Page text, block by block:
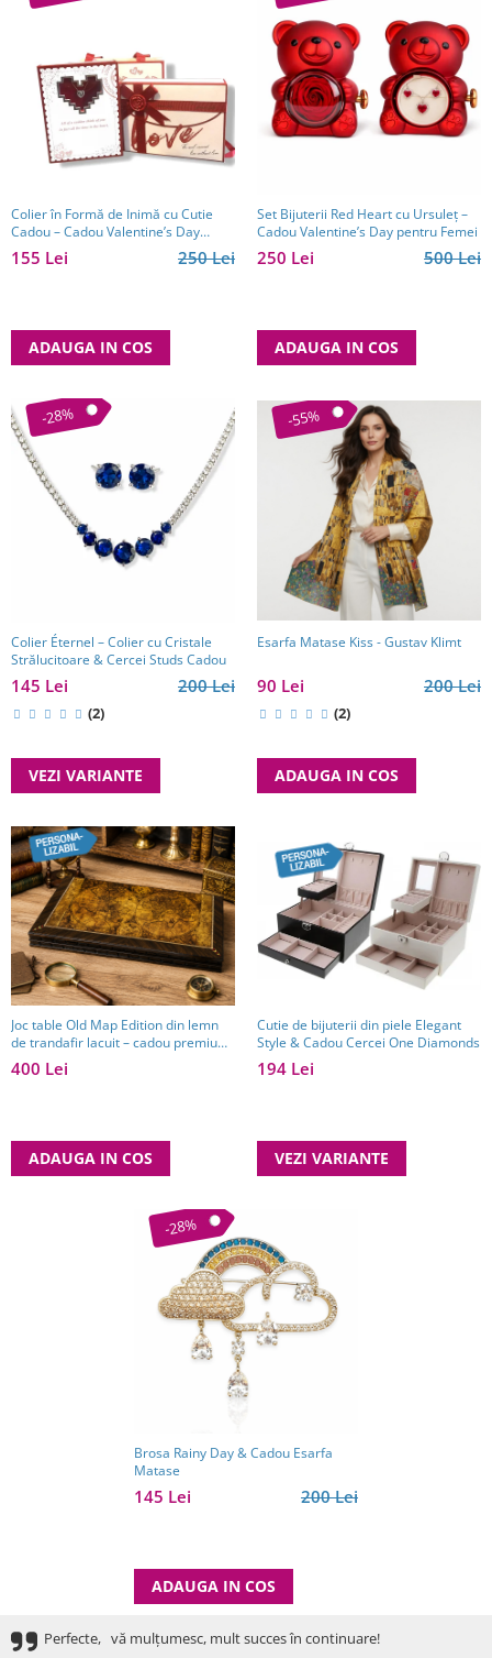
Colier în Formă de Inimă cu Cutie
Cadou – Cadou Valentine’s Day
pentru Femei
250 Lei
155 Lei
ADAUGA IN COS
Set Bijuterii Red Heart cu Ursuleț –
Cadou Valentine’s Day pentru Femei
500 Lei
250 Lei
ADAUGA IN COS
-28%
Colier Éternel – Colier cu Cristale
Strălucitoare & Cercei Studs Cadou
200 Lei
145 Lei
(2)
VEZI VARIANTE
-55%
Esarfa Matase Kiss - Gustav Klimt
200 Lei
90 Lei
(2)
ADAUGA IN COS
Joc table Old Map Edition din lemn
de trandafir lacuit – cadou premium
pentru bărbați pasionați de jocuri
clasice
400 Lei
ADAUGA IN COS
Cutie de bijuterii din piele Elegant
Style & Cadou Cercei One Diamonds
194 Lei
VEZI VARIANTE
-28%
Brosa Rainy Day & Cadou Esarfa
Matase
200 Lei
145 Lei
ADAUGA IN COS
Perfecte, vă mulțumesc, mult succes în continuare!